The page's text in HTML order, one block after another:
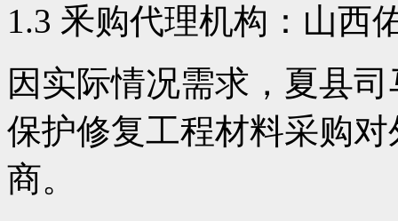
1.3 釆购代理机构：山西
因实际情况需求，夏县
保护修复工程材料采购
商。